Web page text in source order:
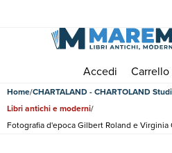
Accedi Carrello
Home CHARTALAND - CHARTOLAND
Libri antichi e moderni
Fotografia d'epoca Gilbert Roland e Virginia